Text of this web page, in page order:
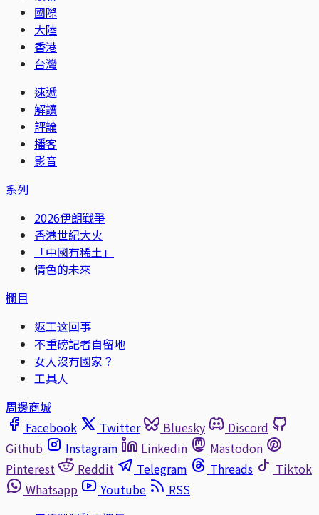
國際
大陸
香港
台灣
速遞
解讀
評論
播客
影音
系列
2026伊朗戰爭
香港世紀大火
「中國有稀土」
情色的未來
欄目
返工这回事
不重磅記者自留地
女人沒有國家？
工具人
周邊商城
Facebook
Twitter Bluesky
Discord
Github
Instagram Linkedin
Mastodon
Pinterest
Reddit Telegram Threads
Tiktok
Whatsapp
Youtube
RSS